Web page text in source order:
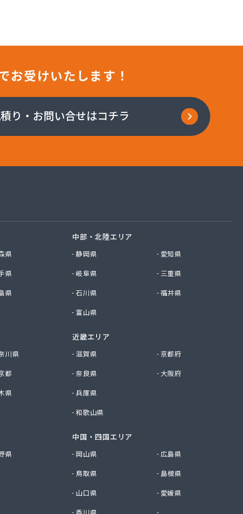
お受けいたします！
り・お問い合せはコチラ
県
県
県
川県
都
県
県
中部・北陸エリア
静岡県
愛知県
岐阜県
三重県
石川県
福井県
富山県
近畿エリア
滋賀県
京都府
奈良県
大阪府
兵庫県
和歌山県
中国・四国エリア
岡山県
広島県
鳥取県
島根県
山口県
愛媛県